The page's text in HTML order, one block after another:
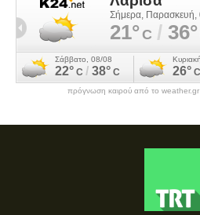
πρόγνωση καιρού από το weather.gr